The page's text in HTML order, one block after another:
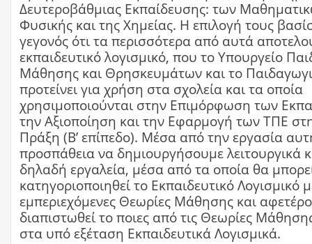
Δευτεροβάθμιας Εκπαίδευσης: των
Φυσικής και της Χημείας. Η επιλογή τους
γεγονός ότι τα περισσότερα από αυτά
εκπαιδευτικό λογισμικό, που το Υπουργείο
Μάθησης και Θρησκευμάτων και το
προτείνει για χρήση στα σχολεία και τα οποία
χρησιμοποιούνται στην Επιμόρφωση των
την Αξιοποίηση και την Εφαρμογή των ΤΠΕ
Πράξη (Β’ επίπεδο). Μέσα από την εργασία
προσπάθεια να δημιουργήσουμε λειτουργικά
δηλαδή εργαλεία, μέσα από τα οποία θα
κατηγοριοποιηθεί το Εκπαιδευτικό Λογισμικό
εμπεριεχόμενες Θεωρίες Μάθησης και
διαπιστωθεί το ποιες από τις Θεωρίες
στα υπό εξέταση Εκπαιδευτικά Λογισμικά.